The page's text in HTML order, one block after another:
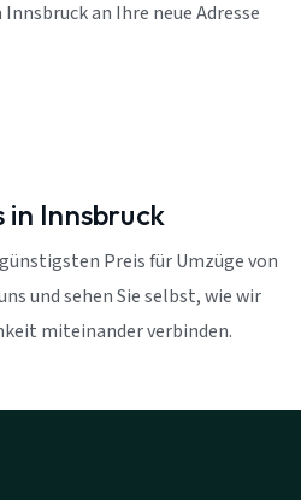
an Ihre neue Adresse
Innsbruck
Preis für Umzüge von
und sehen Sie selbst, wie wir
miteinander verbinden.